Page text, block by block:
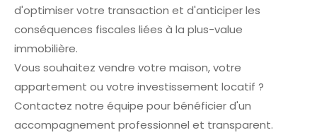
d'optimiser votre transaction et d'anticiper les
conséquences fiscales liées à la plus-value
immobilière.
Vous souhaitez vendre votre maison, votre
appartement ou votre investissement locatif ?
Contactez notre équipe pour bénéficier d'un
accompagnement professionnel et transparent.